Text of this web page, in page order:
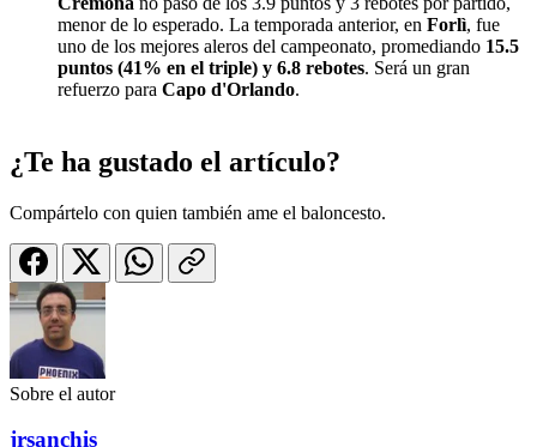
menor de lo esperado. La temporada anterior, en Forlì, fue
uno de los mejores aleros del campeonato, promediando 15.5
puntos (41% en el triple) y 6.8 rebotes. Será un gran
refuerzo para Capo d'Orlando.
¿Te ha gustado el artículo?
Compártelo con quien también ame el baloncesto.
Sobre el autor
jrsanchis